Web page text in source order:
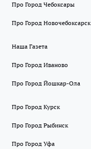
Про Город Чебоксары
Про Город Новочебоксарск
Наша Газета
Про Город Иваново
Про Город Йошкар-Ола
Про Город Курск
Про Город Рыбинск
Про Город Уфа